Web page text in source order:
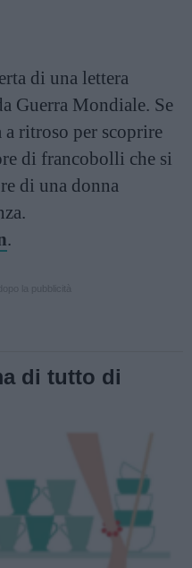
di una lettera
Guerra Mondiale. Se
a ritroso per scoprire
di francobolli che si
di una donna
.
di tutto di